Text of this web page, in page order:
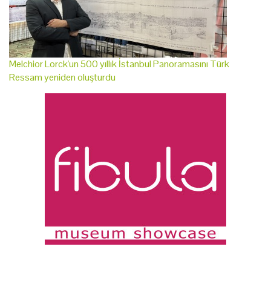
Melchior Lorck'un 500 yıllık İstanbul Panoramasını Türk
Ressam yeniden oluşturdu